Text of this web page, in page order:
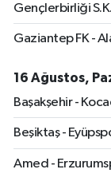
Gençlerbirliği
Gaziantep FK -
16 Ağustos,
Başakşehir -
Beşiktaş -
Amed -